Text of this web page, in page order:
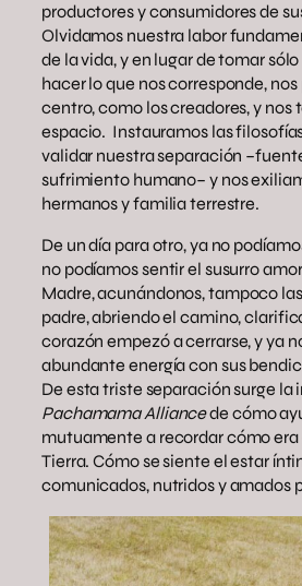
productores y consumidores de
Olvidamos nuestra labor
de la vida, y en lugar de tomar
hacer lo que nos corresponde,
centro, como los creadores, y nos
espacio. Instauramos las
validar nuestra separación
sufrimiento humano– y nos
hermanos y familia terrestre.
De un día para otro, ya no
no podíamos sentir el susurro
Madre, acunándonos, tampoco
padre, abriendo el camino,
corazón empezó a cerrarse, y ya
abundante energía con sus
De esta triste separación surge la
Pachamama Alliancede cómo
mutuamente a recordar cómo
Tierra. Cómo se siente el estar
comunicados, nutridos y amados